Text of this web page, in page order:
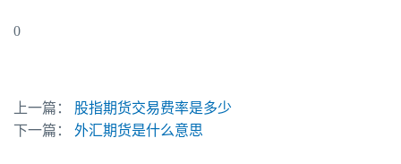
0
上一篇：
股指期货交易费率是多少
下一篇：
外汇期货是什么意思